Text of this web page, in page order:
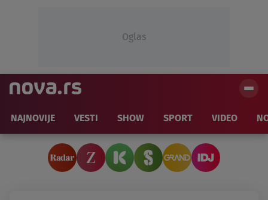
Oglas
NAJNOVIJE VESTI SHOW SPORT VIDEO